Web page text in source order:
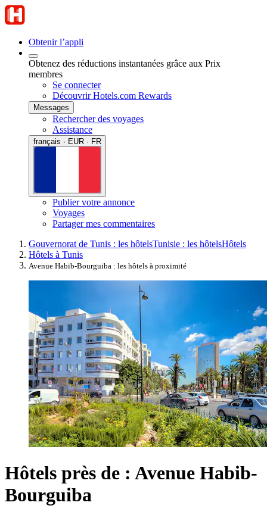
Obtenir l’appli
Obtenez des réductions instantanées grâce aux Prix
membres
Se connecter
Découvrir Hotels.com Rewards
Messages
Rechercher des voyages
Assistance
français · EUR · FR
Publier votre annonce
Voyages
Partager mes commentaires
Gouvernorat de Tunis : les hôtelsTunisie : les hôtelsHôtels
Hôtels à Tunis
Avenue Habib-Bourguiba : les hôtels à proximité
Hôtels près de : Avenue Habib-
Bourguiba